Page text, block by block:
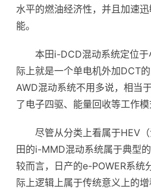
水平的燃油经济性，并且加速
能。
本田i-DCD混动系统定位
际上就是一个单电机外加DCT
AWD混动系统不用多说，相当
了电子四驱、能量回收等工作模
尽管从分类上看属于HEV
田的i-MMD混动系统属于典型
较而言，日产的e-POWER系统
际上逻辑上属于传统意义上的